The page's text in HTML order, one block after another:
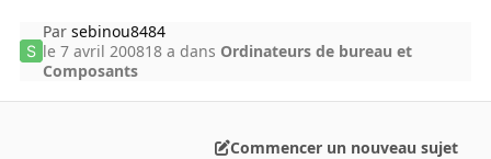
Parsebinou8484
le 7 avril 200818 a dans Ordinateurs de bureau et
Composants
Commencer un nouveau sujet